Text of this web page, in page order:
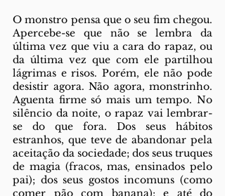
O monstro pensa que o seu fim chegou.
Apercebe-se que não se lembra da
última vez que viu a cara do rapaz, ou
da última vez que com ele partilhou
lágrimas e risos. Porém, ele não pode
desistir agora. Não agora, monstrinho.
Aguenta firme só mais um tempo. No
silêncio da noite, o rapaz vai lembrar-
se do que fora. Dos seus hábitos
estranhos, que teve de abandonar pela
aceitação da sociedade; dos seus truques
de magia (fracos, mas, ensinados pelo
pai); dos seus gostos incomuns (como
comer pão com banana); e até do